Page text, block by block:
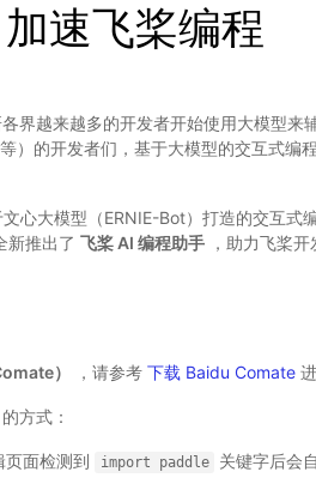
速飞桨编程
界越来越多的开发者开始使用大模型来
）的开发者们，基于大模型的交互式编
心大模型（ERNIE-Bot）打造的交互式
新推出了 飞桨 AI 编程助手 ，助力飞桨开
） ，请参考 下载 Baidu Comate
的方式：
页面检测到 import paddle 关键字后会